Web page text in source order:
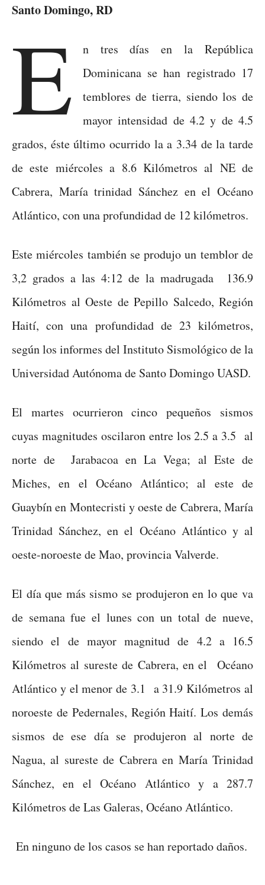
Santo Domingo, RD
E
n tres días en la República
Dominicana se han registrado 17
temblores de tierra, siendo los de
mayor intensidad de 4.2 y de 4.5
grados, éste último ocurrido la a 3.34 de la tarde
de este miércoles a 8.6 Kilómetros al NE de
Cabrera, María trinidad Sánchez en el Océano
Atlántico, con una profundidad de 12 kilómetros.
Este miércoles también se produjo un temblor de
3,2 grados a las 4:12 de la madrugada 136.9
Kilómetros al Oeste de Pepillo Salcedo, Región
Haití, con una profundidad de 23 kilómetros,
según los informes del Instituto Sismológico de la
Universidad Autónoma de Santo Domingo UASD.
El martes ocurrieron cinco pequeños sismos
cuyas magnitudes oscilaron entre los 2.5 a 3.5 al
norte de Jarabacoa en La Vega; al Este de
Miches, en el Océano Atlántico; al este de
Guaybín en Montecristi y oeste de Cabrera, María
Trinidad Sánchez, en el Océano Atlántico y al
oeste-noroeste de Mao, provincia Valverde.
El día que más sismo se produjeron en lo que va
de semana fue el lunes con un total de nueve,
siendo el de mayor magnitud de 4.2 a 16.5
Kilómetros al sureste de Cabrera, en el Océano
Atlántico y el menor de 3.1 a 31.9 Kilómetros al
noroeste de Pedernales, Región Haití. Los demás
sismos de ese día se produjeron al norte de
Nagua, al sureste de Cabrera en María Trinidad
Sánchez, en el Océano Atlántico y a 287.7
Kilómetros de Las Galeras, Océano Atlántico.
En ninguno de los casos se han reportado daños.